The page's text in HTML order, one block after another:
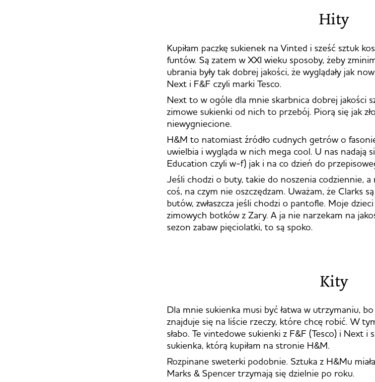
Hity
Kupiłam paczkę sukienek na Vinted i sześć sztuk
funtów. Są zatem w XXI wieku sposoby, żeby
ubrania były tak dobrej jakości, że wyglądały jak
Next i F&F czyli marki Tesco.
Next to w ogóle dla mnie skarbnica dobrej jakości
zimowe sukienki od nich to przebój. Piorą się jak
niewygniecione.
H&M to natomiast źródło cudnych getrów o
uwielbia i wygląda w nich mega cool. U nas nadają
Education czyli w-f) jak i na co dzień do
Jeśli chodzi o buty, takie do noszenia codziennie,
coś, na czym nie oszczędzam. Uważam, że Clarks
butów, zwłaszcza jeśli chodzi o pantofle. Moje
zimowych botków z Zary. A ja nie narzekam na
sezon zabaw pięciolatki, to są spoko.
Kity
Dla mnie sukienka musi być łatwa w utrzymaniu,
znajduje się na liście rzeczy, które chcę robić. W
słabo. Te vintedowe sukienki z F&F (Tesco) i Next i
sukienka, którą kupiłam na stronie H&M.
Rozpinane sweterki podobnie. Sztuka z H&Mu
Marks & Spencer trzymają się dzielnie po roku.